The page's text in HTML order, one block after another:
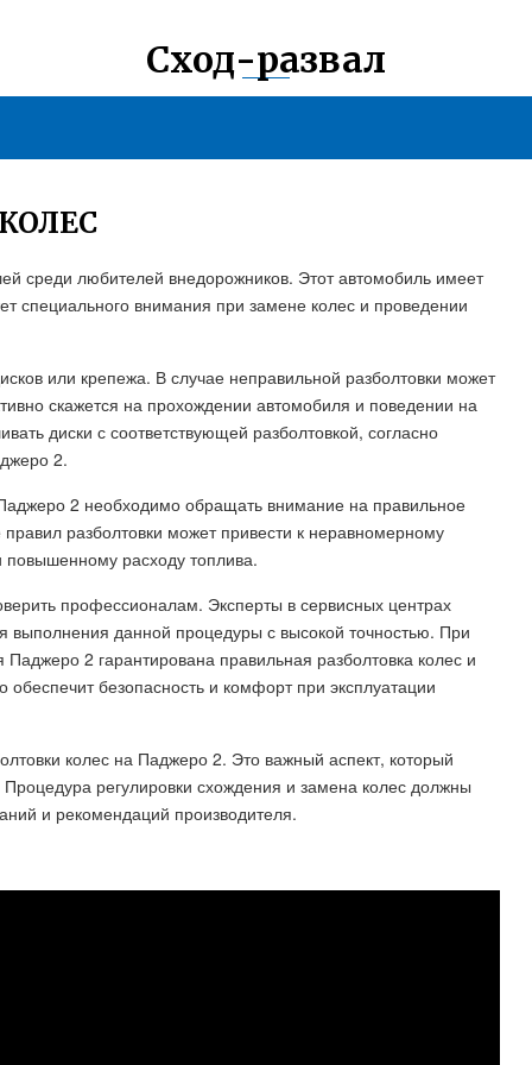
Сход-развал
среди любителей внедорожников. Этот автомобиль имеет
специального внимания при замене колес и проведении
или крепежа. В случае неправильной разболтовки может
скажется на прохождении автомобиля и поведении на
диски с соответствующей разболтовкой, согласно
2.
2 необходимо обращать внимание на правильное
разболтовки может привести к неравномерному
расходу топлива.
профессионалам. Эксперты в сервисных центрах
данной процедуры с высокой точностью. При
2 гарантирована правильная разболтовка колес и
безопасность и комфорт при эксплуатации
колес на Паджеро 2. Это важный аспект, который
регулировки схождения и замена колес должны
и рекомендаций производителя.